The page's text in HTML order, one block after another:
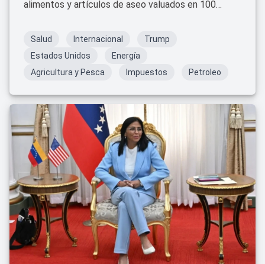
alimentos y artículos de aseo valuados en 100
Salud Internacional
Trump
Estados Unidos
Energía
Agricultura y Pesca
Impuestos Petroleo